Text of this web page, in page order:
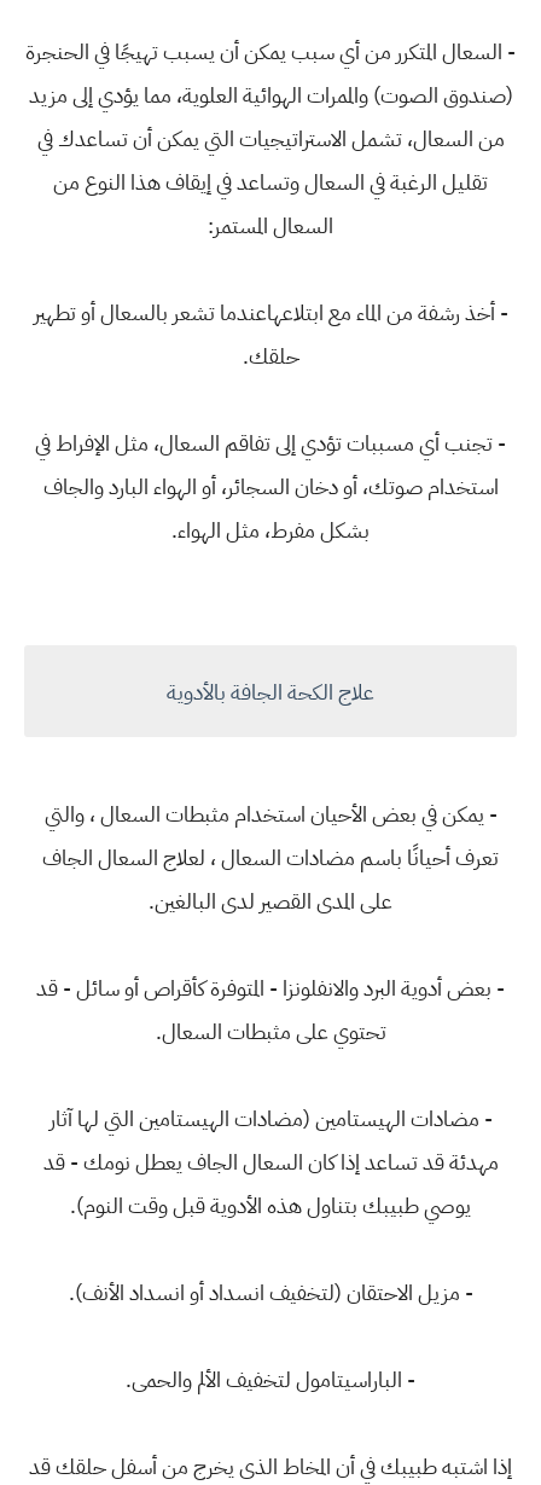
- السعال المتكرر من أي سبب يمكن أن يسبب تهيجًا في الحنجرة
(صندوق الصوت) والممرات الهوائية العلوية، مما يؤدي إلى مزيد
من السعال، تشمل الاستراتيجيات التي يمكن أن تساعدك في
تقليل الرغبة في السعال وتساعد في إيقاف هذا النوع من
السعال المستمر:
- أخذ رشفة من الماء مع ابتلاعهاعندما تشعر بالسعال أو تطهير
حلقك.
- تجنب أي مسببات تؤدي إلى تفاقم السعال، مثل الإفراط في
استخدام صوتك، أو دخان السجائر، أو الهواء البارد والجاف
بشكل مفرط، مثل الهواء.
علاج الكحة الجافة بالأدوية
- يمكن في بعض الأحيان استخدام مثبطات السعال ، والتي
تعرف أحيانًا باسم مضادات السعال ، لعلاج السعال الجاف
على المدى القصير لدى البالغين.
- بعض أدوية البرد والانفلونزا - المتوفرة كأقراص أو سائل - قد
تحتوي على مثبطات السعال.
- مضادات الهيستامين (مضادات الهيستامين التي لها آثار
مهدئة قد تساعد إذا كان السعال الجاف يعطل نومك - قد
يوصي طبيبك بتناول هذه الأدوية قبل وقت النوم).
- مزيل الاحتقان (لتخفيف انسداد أو انسداد الأنف).
- الباراسيتامول لتخفيف الألم والحمى.
إذا اشتبه طبيبك في أن المخاط الذى يخرج من أسفل حلقك قد